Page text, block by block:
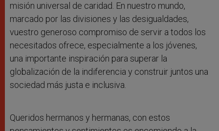
misión universal de caridad. En nuestro mundo,
marcado por las divisiones y las desigualdades,
vuestro generoso compromiso de servir a todos los
necesitados ofrece, especialmente a los jóvenes,
una importante inspiración para superar la
globalización de la indiferencia y construir juntos una
sociedad más justa e inclusiva.
Queridos hermanos y hermanas, con estos